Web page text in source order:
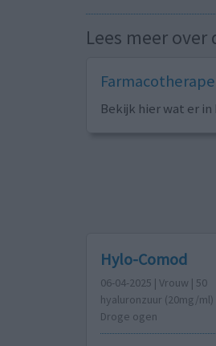
Lees meer
Bekijk hier wat er
Hylo-Comod
06-04-2025 | Vrouw | 50
hyaluronzuur (20mg/ml)
Droge ogen